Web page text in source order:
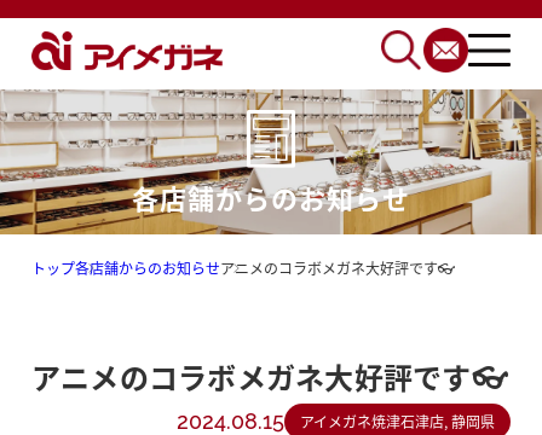
各店舗からのお知らせ
トップ各店舗からのお知らせアニメのコラボメガネ大好評です👓
アニメのコラボメガネ大好評です👓
2024.08.15 アイメガネ焼津石津店, 静岡県